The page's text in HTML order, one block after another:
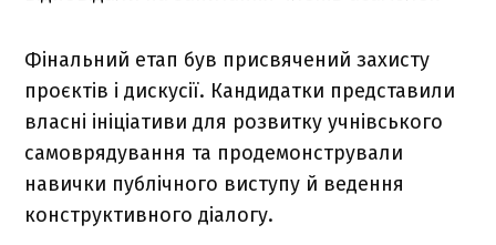
Фінальний етап був присвячений захисту
проєктів і дискусії. Кандидатки представили
власні ініціативи для розвитку учнівського
самоврядування та продемонстрували
навички публічного виступу й ведення
конструктивного діалогу.